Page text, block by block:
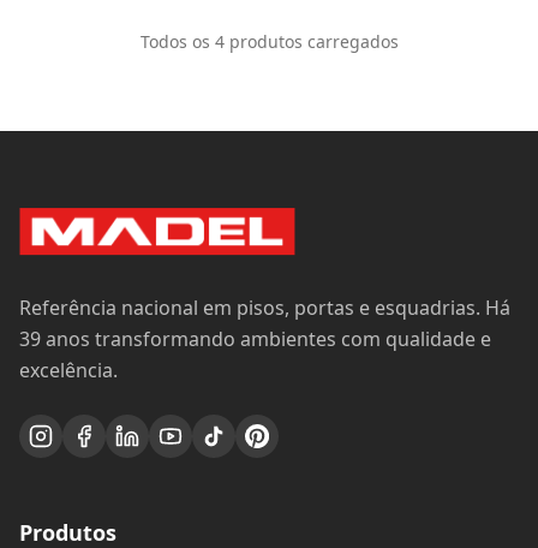
Todos os 4produtos carregados
Referência nacional em pisos, portas e esquadrias. Há
39 anos transformando ambientes com qualidade e
excelência.
Produtos